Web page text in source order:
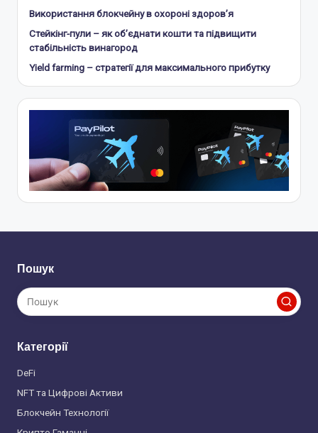
Використання блокчейну в охороні здоров’я
Стейкінг-пули – як об’єднати кошти та підвищити
стабільність винагород
Yield farming – стратегії для максимального прибутку
Пошук
Категорії
DeFi
NFT та Цифрові Активи
Блокчейн Технології